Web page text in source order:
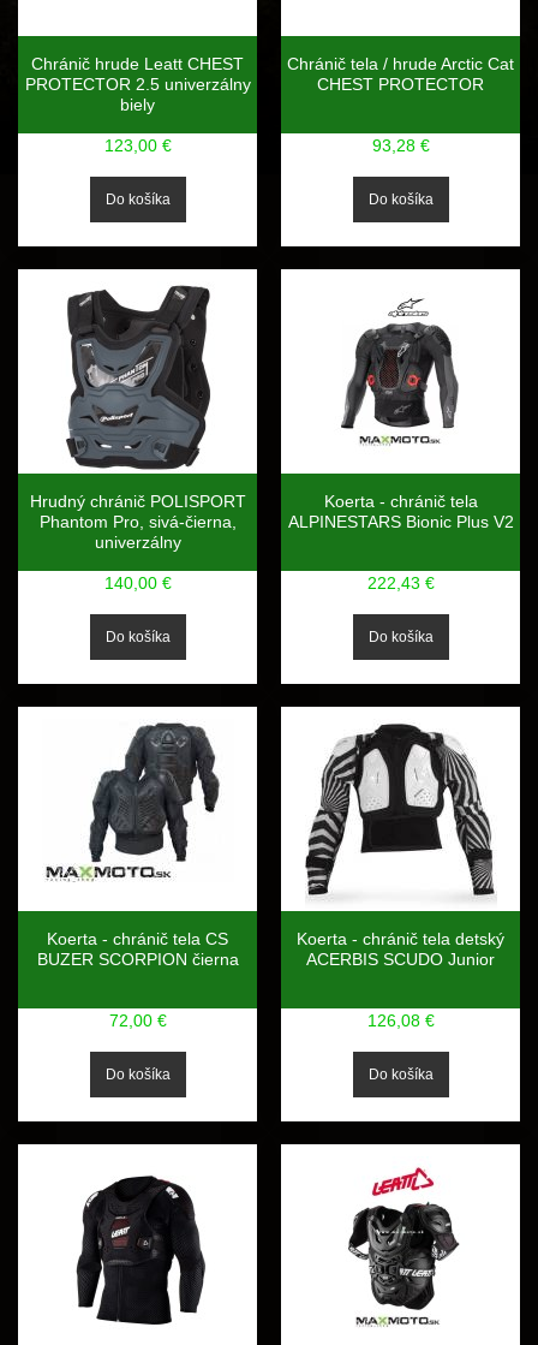
Chránič hrude Leatt CHEST
PROTECTOR 2.5 univerzálny
biely
123,00 €
Chránič tela / hrude Arctic Cat
CHEST PROTECTOR
93,28 €
Hrudný chránič POLISPORT
Phantom Pro, sivá-čierna,
univerzálny
140,00 €
Koerta - chránič tela
ALPINESTARS Bionic Plus V2
222,43 €
Koerta - chránič tela CS
BUZER SCORPION čierna
72,00 €
Koerta - chránič tela detský
ACERBIS SCUDO Junior
126,08 €